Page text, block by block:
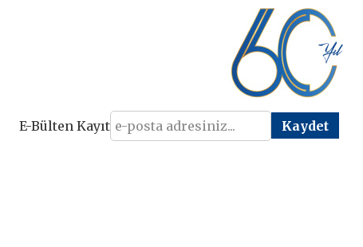
E-Bülten Kayıt